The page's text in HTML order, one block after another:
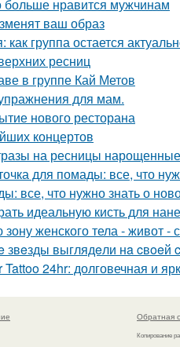
больше нравится мужчинам
ваш образ
группа остается
ресниц
в группе Кай Метов
для мам.
нового ресторана
концертов
на ресницы
для помады: все, что
все, что нужно знать о
идеальную кисть для
женского тела - живот -
выглядeли нa cвoeй
24hr: долговечная и
Обратная
Копирование